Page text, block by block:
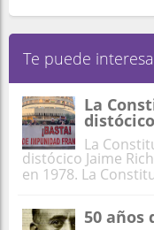
Te puede
La
distócico
La
distócico Jaime
en 1978. La
50 años